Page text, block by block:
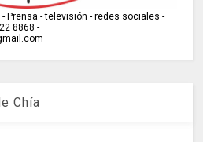
Prensa - televisión - redes sociales -
8868 -
Chía